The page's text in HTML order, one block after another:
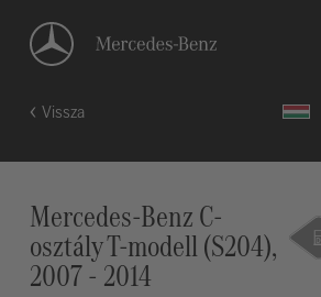
Vissza
Mercedes-Benz C-
osztály T-modell (S204),
2007 - 2014